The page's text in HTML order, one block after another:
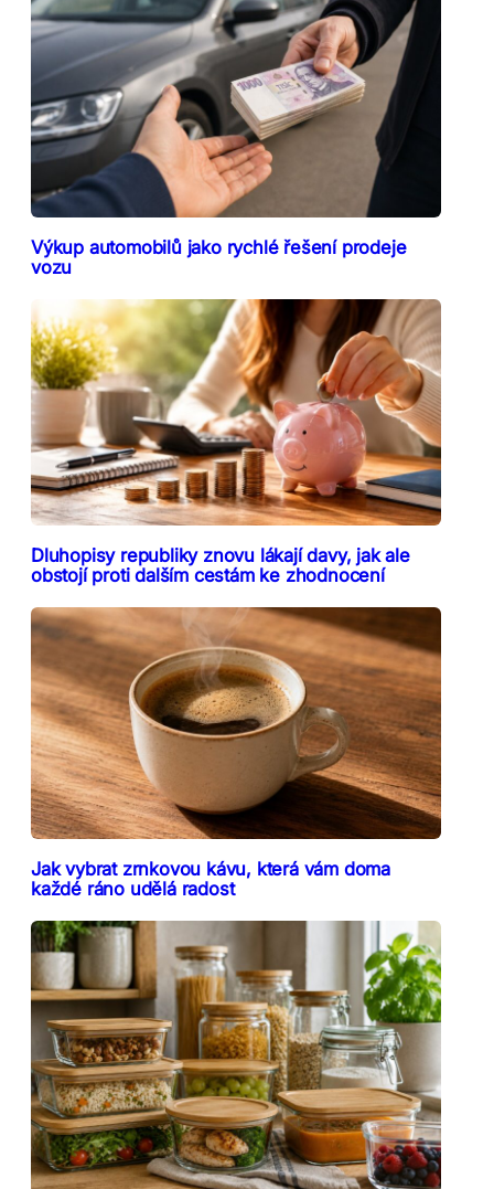
Výkup automobilů jako rychlé řešení prodeje
vozu
Dluhopisy republiky znovu lákají davy, jak ale
obstojí proti dalším cestám ke zhodnocení
Jak vybrat zrnkovou kávu, která vám doma
každé ráno udělá radost